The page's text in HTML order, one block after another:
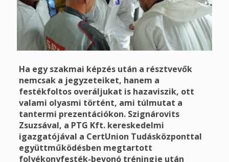
Ha egy szakmai képzés után a résztvevők
nemcsak a jegyzeteiket, hanem a
festékfoltos overáljukat is hazaviszik, ott
valami olyasmi történt, ami túlmutat a
tantermi prezentációkon. Szignárovits
Zsuzsával, a PTG Kft. kereskedelmi
igazgatójával a CertUnion Tudásközponttal
együttműködésben megtartott
folyékonyfesték-bevonó tréningje után